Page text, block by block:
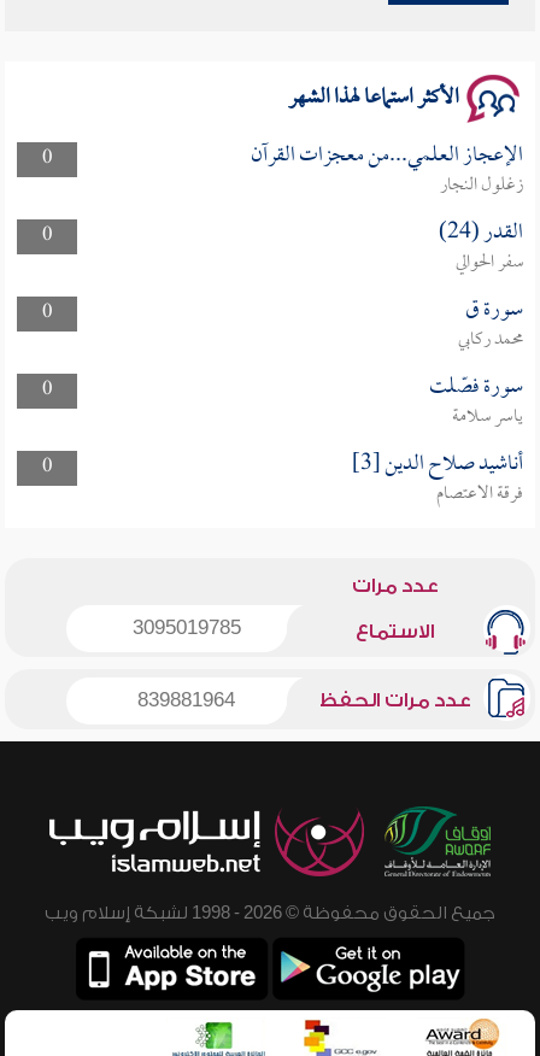
الأكثر استماعا لهذا الشهر
0 الإعجاز العلمي...من معجزات القرآن
زغلول النجار
0
القدر (24)
سفر الحوالي
0
سورة ق
محمد ركابي
0
سورة فصّلت
ياسر سلامة
0
أناشيد صلاح الدين [3]
فرقة الاعتصام
عدد مرات
الاستماع 3095019785
عدد مرات الحفظ 839881964
جميع الحقوق محفوظة © 2026 - 1998 لشبكة إسلام ويب